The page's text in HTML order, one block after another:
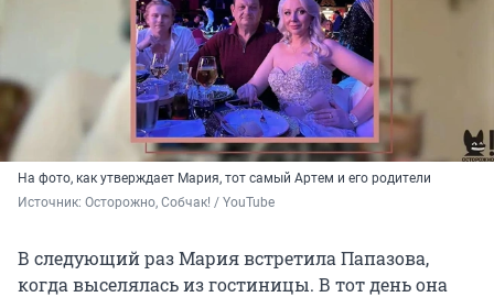
На фото, как утверждает Мария, тот самый Артем и его родители
Источник: Осторожно, Собчак! / YouTube
В следующий раз Мария встретила Папазова,
когда выселялась из гостиницы. В тот день она